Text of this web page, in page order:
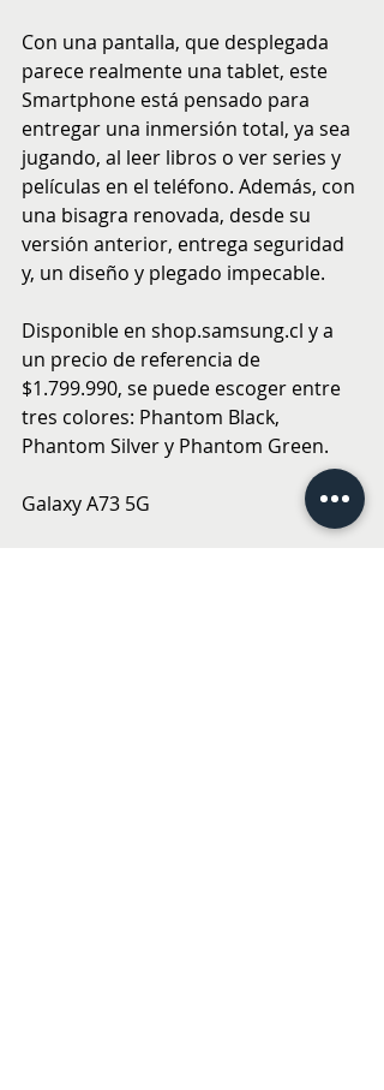
Con una pantalla, que desplegada
parece realmente una tablet, este
Smartphone está pensado para
entregar una inmersión total, ya sea
jugando, al leer libros o ver series y
películas en el teléfono. Además, con
una bisagra renovada, desde su
versión anterior, entrega seguridad
y, un diseño y plegado impecable.
Disponible en shop.samsung.cl y a
un precio de referencia de
$1.799.990, se puede escoger entre
tres colores: Phantom Black,
Phantom Silver y Phantom Green.
Galaxy A73 5G